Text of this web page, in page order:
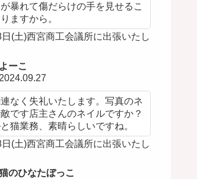
暴れて傷だらけの手を見せるこ
ますから。
(土)西宮商工会議所に出張いたし
よーこ
2024.09.27
なく失礼いたします。写真のネ
です店主さんのネイルですか？
猫業務、素晴らしいですね。
(土)西宮商工会議所に出張いたし
のひなたぼっこ